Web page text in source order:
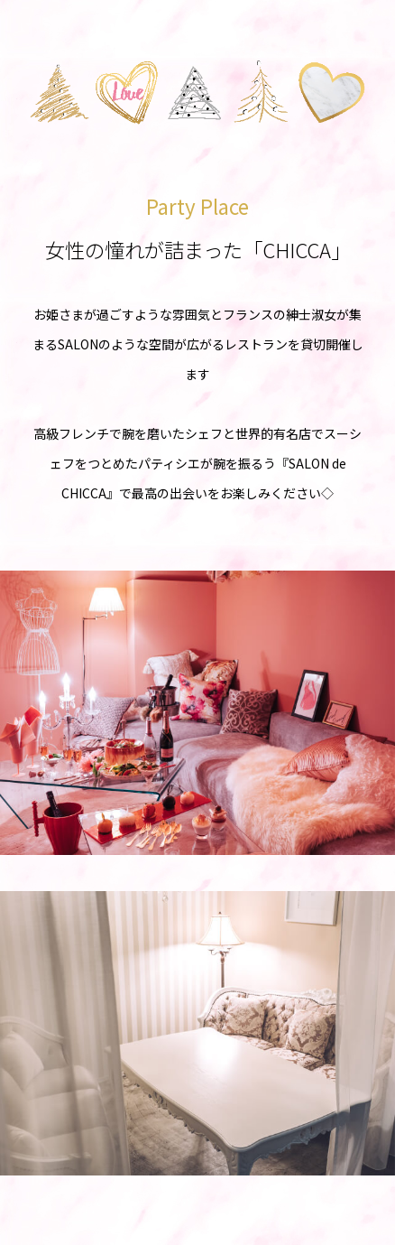
Party Place
女性の憧れが詰まった「CHICCA」
お姫さまが過ごすような雰囲気とフランスの紳士淑女が集
まるSALONのような空間が広がるレストランを貸切開催し
ます
高級フレンチで腕を磨いたシェフと世界的有名店でスーシ
ェフをつとめたパティシエが腕を振るう『SALON de
CHICCA』で最高の出会いをお楽しみください◇